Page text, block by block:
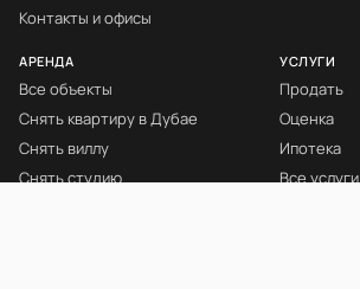
Контакты и офисы
АРЕНДА
Все объекты
Снять квартиру в Дубае
Снять виллу
Снять студию
УСЛУГИ
Продать
Оценка
Ипотека
Все услуги